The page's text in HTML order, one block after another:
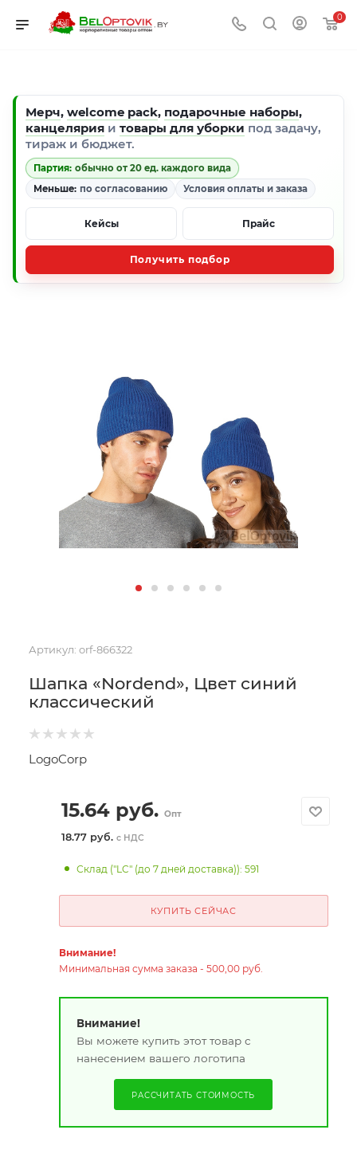
0
Мерч, welcome pack, подарочные наборы,
канцелярия и товары для уборки под задачу,
тираж и бюджет.
Партия: обычно от 20 ед. каждого вида
Меньше: по согласованию Условия оплаты и заказа
Кейсы Прайс
Получить подбор
Артикул: orf-866322
Шапка «Nordend», Цвет синий
классический
LogoCorp
15.64руб. Опт
18.77 руб. с НДС
Склад ("LC" (до 7 дней доставка)): 591
КУПИТЬ СЕЙЧАС
Внимание!
Минимальная сумма заказа - 500,00 руб.
Внимание!
Вы можете купить этот товар с
нанесением вашего логотипа
РАССЧИТАТЬ СТОИМОСТЬ